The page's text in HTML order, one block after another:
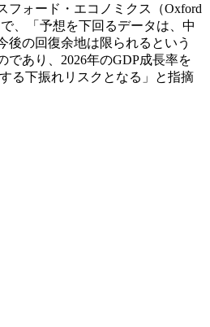
フォード・エコノミクス（Oxford
、「予想を下回るデータは、中
後の回復余地は限られるという
であり、2026年のGDP成長率を
る下振れリスクとなる」と指摘